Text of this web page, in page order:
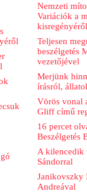
Nemzeti
Variációk a
kisregényéről
Teljesen
beszélgetés
vezetőjével
Merjünk
írásról,
Vörös vonal
Gliff című
16 percet
Beszélgetés
A kilencedik
Sándorral
Janikovszky
Andreával